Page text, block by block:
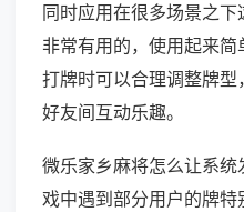
同时应用在很多场景之
非常有用的，使用起来
打牌时可以合理调整牌
好友间互动乐趣。
微乐家乡麻将怎么让系
戏中遇到部分用户的牌